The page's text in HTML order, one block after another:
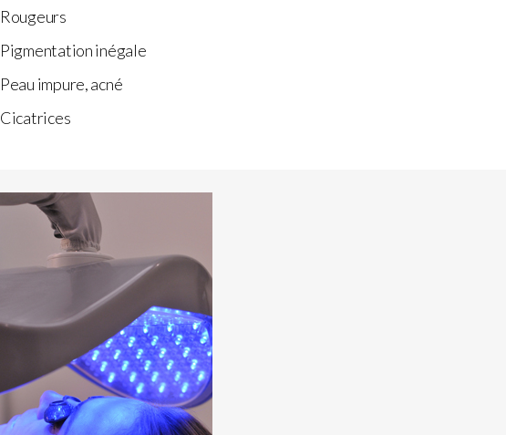
Rougeurs
Pigmentation inégale
Peau impure, acné
Cicatrices